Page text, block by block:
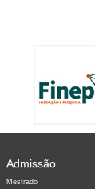
Admissão
Mestrado